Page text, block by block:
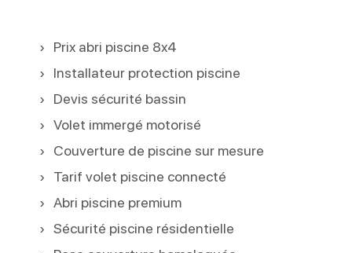
Prix abri piscine 8x4
Installateur protection piscine
Devis sécurité bassin
Volet immergé motorisé
Couverture de piscine sur mesure
Tarif volet piscine connecté
Abri piscine premium
Sécurité piscine résidentielle